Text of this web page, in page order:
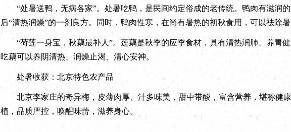
“处暑送鸭，无病各家”。处暑吃鸭，是民间约定俗成的老传统。鸭肉有滋润
后“清热润燥”的一剂良方。同时，鸭肉性寒，在尚有暑热的初秋食用，可以祛除暑
“荷莲一身宝，秋藕最补人”。莲藕是秋季的应季食材，具有清热润肺、养胃健
吃藕可以养阴清热、润燥止渴、清心安神。
处暑收获：北京特色农产品
北京李家庄的奇异梅，皮薄肉厚、汁多味美，甜中带酸，富含营养，堪称健
植，品质严控，唤醒味蕾，滋养身心。